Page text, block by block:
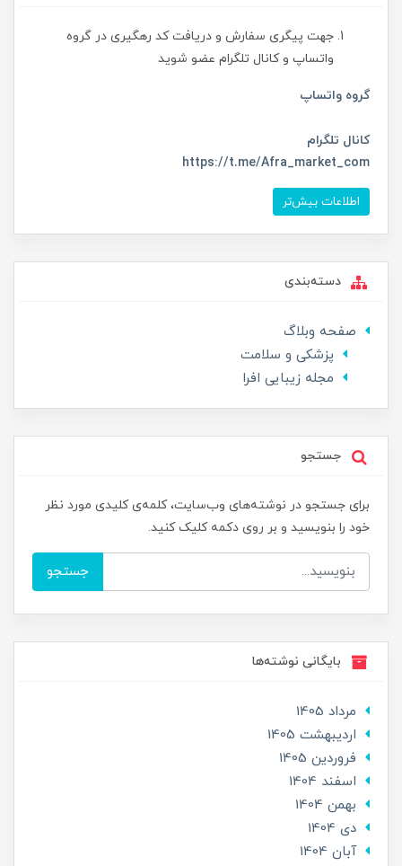
جهت پیگری سفارش و دریافت کد رهگیری در گروه
واتساپ و کانال تلگرام عضو شوید
گروه واتساپ
کانال تلگرام
https://t.me/Afra_market_com
اطلاعات بیش‌تر
دسته‌بندی
صفحه وبلاگ
پزشکی و سلامت
مجله زیبایی افرا
جستجو
برای جستجو در نوشته‌های وب‌سایت، کلمه‌ی کلیدی مورد نظر
خود را بنویسید و بر روی دکمه کلیک کنید.
جستجو
بایگانی نوشته‌ها
مرداد 1405
ارديبهشت 1405
فروردین 1405
اسفند 1404
بهمن 1404
دی 1404
آبان 1404